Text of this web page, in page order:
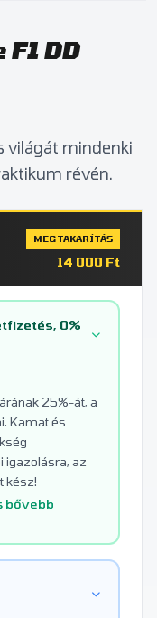
DD
világát mindenki
révén.
MEGTAKARÍTÁS
14 000 Ft
0%
25%-át, a
Kamat és
igazolásra, az
kész!
bővebb